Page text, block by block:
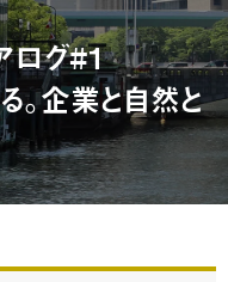
ログ#1
。企業と自然と